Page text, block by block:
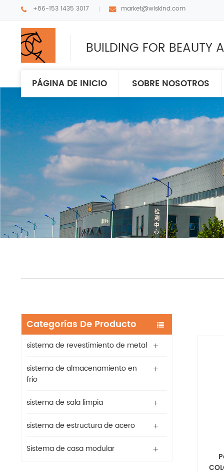
+86-153 1435 3017 market@wiskind.com
BUILDING FOR BEAUTY
PÁGINA DE INICIO SOBRE NOSOTROS
Categorías De Producto
sistema de revestimiento de metal
sistema de almacenamiento en
frío
sistema de sala limpia
sistema de estructura de acero
Sistema de casa modular